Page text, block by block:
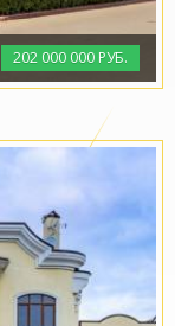
202 000 000 РУБ.